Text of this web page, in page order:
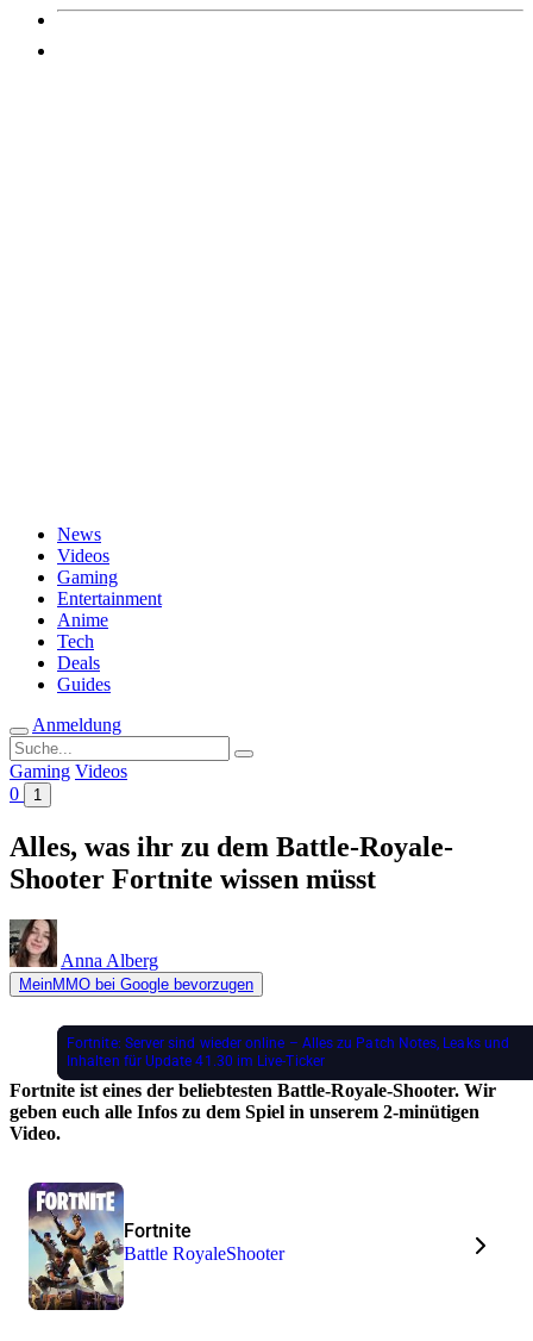
News
Videos
Gaming
Entertainment
Anime
Tech
Deals
Guides
Anmeldung
Suche
nach:
Gaming Videos
0
1
Alles, was ihr zu dem Battle-Royale-
Shooter Fortnite wissen müsst
Anna Alberg
MeinMMO bei Google bevorzugen
Fortnite: Server sind wieder online – Alles zu Patch Notes, Leaks und
Inhalten für Update 41.30 im Live-Ticker
Fortnite ist eines der beliebtesten Battle-Royale-Shooter. Wir
geben euch alle Infos zu dem Spiel in unserem 2-minütigen
Video.
Fortnite
Battle RoyaleShooter